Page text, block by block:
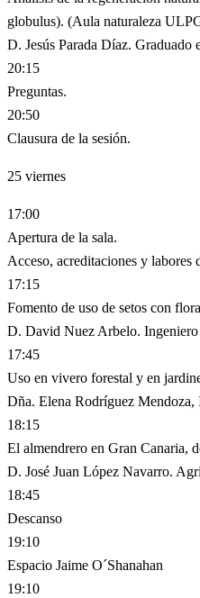
globulus). (Aula naturaleza
D. Jesús Parada Díaz.
20:15
Preguntas.
20:50
Clausura de la sesión.
25 viernes
17:00
Apertura de la sala.
Acceso, acreditaciones y labores
17:15
Fomento de uso de setos con
D. David Nuez Arbelo.
17:45
Uso en vivero forestal y en
Dña. Elena Rodríguez
18:15
El almendrero en Gran Canaria,
D. José Juan López Navarro.
18:45
Descanso
19:10
Espacio Jaime O´Shanahan
19:10